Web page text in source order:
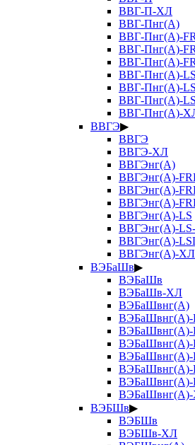
ВВГ-П-ХЛ
ВВГ-Пнг(А)
ВВГ-Пнг(А)-
ВВГ-Пнг(А)-
ВВГ-Пнг(А)-
ВВГ-Пнг(А)-LS
ВВГ-Пнг(А)-
ВВГ-Пнг(А)-
ВВГ-Пнг(А)-
ВВГЭ▶
ВВГЭ
ВВГЭ-ХЛ
ВВГЭнг(А)
ВВГЭнг(А)-
ВВГЭнг(А)-
ВВГЭнг(А)-
ВВГЭнг(А)-LS
ВВГЭнг(А)-
ВВГЭнг(А)-
ВВГЭнг(А)-ХЛ
ВЭБаШв▶
ВЭБаШв
ВЭБаШв-ХЛ
ВЭБаШвнг(А)
ВЭБаШвнг(А)-
ВЭБаШвнг(А)-
ВЭБаШвнг(А)-
ВЭБаШвнг(А)-
ВЭБаШвнг(А)-
ВЭБШв▶
ВЭБШв
ВЭБШв-ХЛ